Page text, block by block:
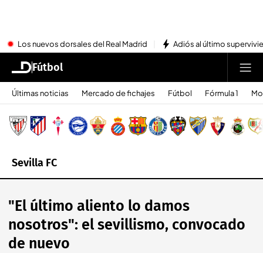
Los nuevos dorsales del Real Madrid Adiós al último
Fútbol
Últimas noticias Mercado de fichajes Fútbol Fórmula 1
Sevilla FC
"El último aliento lo damos
nosotros": el sevillismo, convocado
de nuevo